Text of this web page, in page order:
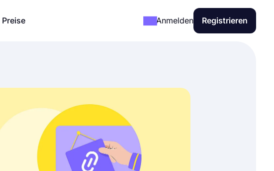
Preise Anmelden Registrieren